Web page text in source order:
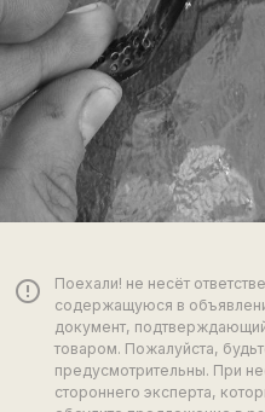
error_outline
Поехали! не несёт
содержащуюся в
документ,
товаром. Пожалуйста,
предусмотрительны. При
стороннего эксперта,